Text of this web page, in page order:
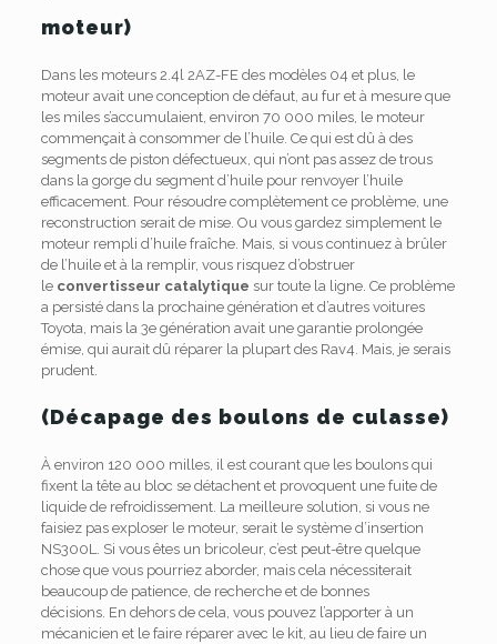
moteur)
Dans les moteurs 2.4l 2AZ-FE des modèles 04 et plus, le
moteur avait une conception de défaut, au fur et à mesure que
les miles s’accumulaient, environ 70 000 miles, le moteur
commençait à consommer de l’huile. Ce qui est dû à des
segments de piston défectueux, qui n’ont pas assez de trous
dans la gorge du segment d’huile pour renvoyer l’huile
efficacement. Pour résoudre complètement ce problème, une
reconstruction serait de mise. Ou vous gardez simplement le
moteur rempli d’huile fraîche. Mais, si vous continuez à brûler
de l’huile et à la remplir, vous risquez d’obstruer
le convertisseur catalytique sur toute la ligne. Ce problème
a persisté dans la prochaine génération et d’autres voitures
Toyota, mais la 3e génération avait une garantie prolongée
émise, qui aurait dû réparer la plupart des Rav4. Mais, je serais
prudent.
(Décapage des boulons de culasse)
À environ 120 000 milles, il est courant que les boulons qui
fixent la tête au bloc se détachent et provoquent une fuite de
liquide de refroidissement. La meilleure solution, si vous ne
faisiez pas exploser le moteur, serait le système d’insertion
NS300L. Si vous êtes un bricoleur, c’est peut-être quelque
chose que vous pourriez aborder, mais cela nécessiterait
beaucoup de patience, de recherche et de bonnes
décisions. En dehors de cela, vous pouvez l’apporter à un
mécanicien et le faire réparer avec le kit, au lieu de faire un